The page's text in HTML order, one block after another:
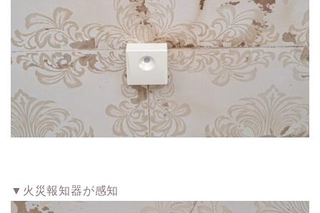
▼火災報知器が感知